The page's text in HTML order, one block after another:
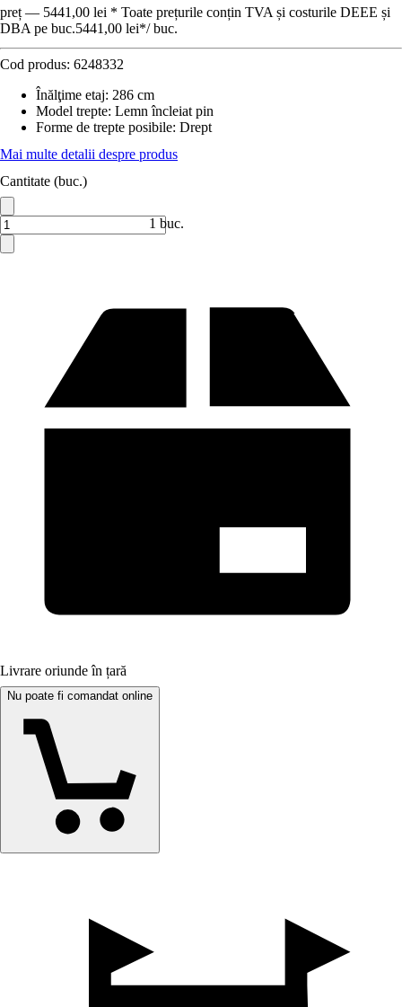
preț — 5441,00 lei * Toate prețurile conțin TVA și costurile DEEE și
DBA pe buc.5441,00 lei*/ buc.
Cod produs: 6248332
Înălţime etaj: 286 cm
Model trepte: Lemn încleiat pin
Forme de trepte posibile: Drept
Mai multe detalii despre produs
Cantitate (buc.)
1 buc.
Livrare oriunde în țară
Nu poate fi comandat online